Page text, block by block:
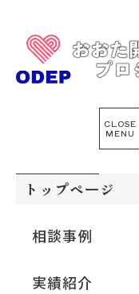
CLOSE
MENU
トップページ
相談事例
実績紹介